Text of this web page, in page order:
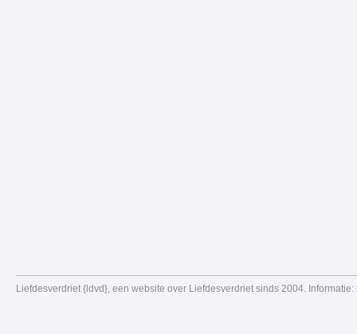
Liefdesverdriet {ldvd}, een website over Liefdesverdriet sinds 2004. Informatie: